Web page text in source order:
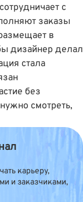
с
заказы
в
дизайнер делал
стала
без
смотреть,
карьеру,
и заказчиками,